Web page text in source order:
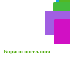
Корисні посилання